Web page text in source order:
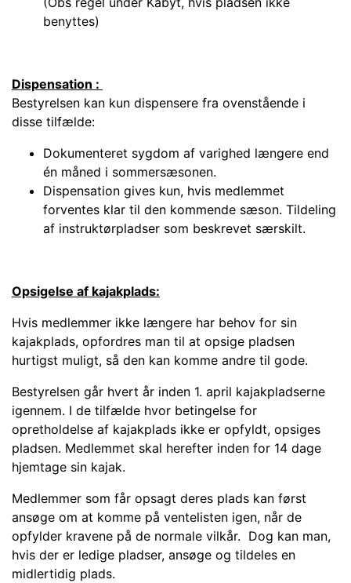
benyttes)
Dispensation :
Bestyrelsen kan kun dispensere fra ovenstående i
disse tilfælde:
Dokumenteret sygdom af varighed længere end
én måned i sommersæsonen.
Dispensation gives kun, hvis medlemmet
forventes klar til den kommende sæson. Tildeling
af instruktørpladser som beskrevet særskilt.
Opsigelse af kajakplads:
Hvis medlemmer ikke længere har behov for sin
kajakplads, opfordres man til at opsige pladsen
hurtigst muligt, så den kan komme andre til gode.
Bestyrelsen går hvert år inden 1. april kajakpladserne
igennem. I de tilfælde hvor betingelse for
opretholdelse af kajakplads ikke er opfyldt, opsiges
pladsen. Medlemmet skal herefter inden for 14 dage
hjemtage sin kajak.
Medlemmer som får opsagt deres plads kan først
ansøge om at komme på ventelisten igen, når de
opfylder kravene på de normale vilkår. Dog kan man,
hvis der er ledige pladser, ansøge og tildeles en
midlertidig plads.